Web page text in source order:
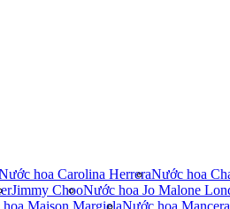
hoa Carolina HerreraNước hoa
Jimmy ChooNước hoa Jo Malone
Maison MargielaNước hoa Mancera